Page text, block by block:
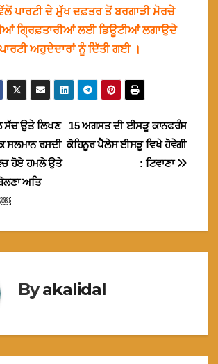
ਪਾਰਟੀ ਦੇ ਮੁੱਖ ਦਫ਼ਤਰ ਤੋਂ ਬਰਗਾੜੀ ਮੋਰਚੇ
ਗ੍ਰਿਫ਼ਤਾਰੀਆਂ ਲਈ ਡਿਊਟੀਆਂ ਲਗਾਉਦੇ
ਅਹੁਦੇਦਾਰਾਂ ਨੂੰ ਦਿੱਤੀ ਗਈ ।
15 ਅਗਸਤ ਦੀ ਈਸੜੂ ਕਾਨਫਰੰਸ
ਕੋਹਿਨੂਰ ਪੈਲੇਸ ਈਸੜੂ ਵਿਖੇ ਹੋਵੇਗੀ
: ਟਿਵਾਣਾ
ਸੱਚ ਉਤੇ ਲਿਖਣ
ਸਲਮਾਨ ਰਸਦੀ
ਹੋਏ ਹਮਲੇ ਉਤੇ
ਅਤਿ
Byakalidal